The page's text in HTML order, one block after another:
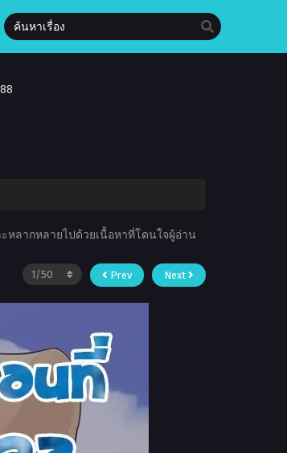
หลากหลายไปด้วยเนื้อหาที่โดนใจผู้อ่าน
Prev Next